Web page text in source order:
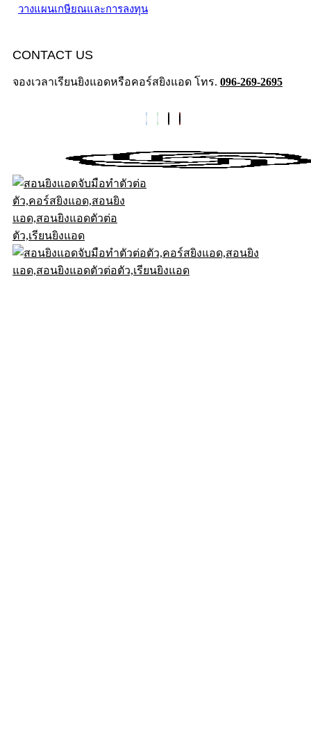
วางแผนเกษียณและการลงทุน
CONTACT US
จองเวลาเรียนยิงแอดหรือคอร์สยิงแอด โทร. 096-269-2695